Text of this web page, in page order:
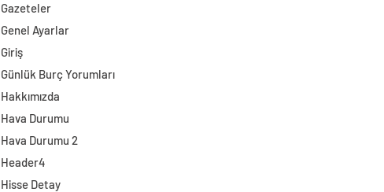
Gazeteler
Genel Ayarlar
Giriş
Günlük Burç Yorumları
Hakkımızda
Hava Durumu
Hava Durumu 2
Header4
Hisse Detay